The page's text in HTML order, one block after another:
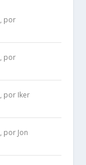
, por
, por
, por Iker
, por Jon